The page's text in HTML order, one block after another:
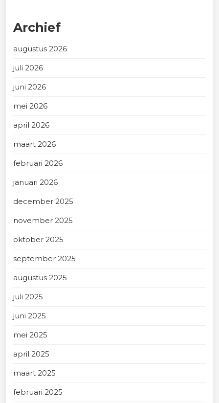
Archief
augustus 2026
juli 2026
juni 2026
mei 2026
april 2026
maart 2026
februari 2026
januari 2026
december 2025
november 2025
oktober 2025
september 2025
augustus 2025
juli 2025
juni 2025
mei 2025
april 2025
maart 2025
februari 2025